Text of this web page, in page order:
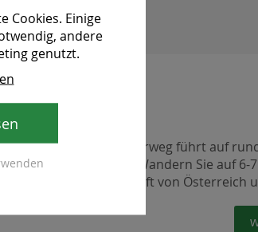
alpannonia Weitwanderweg führt auf
nach Köszeg. Wandern Sie auf 6-
Sie die Landschaft von Österreich
Cookies. Einige
andere
genutzt.